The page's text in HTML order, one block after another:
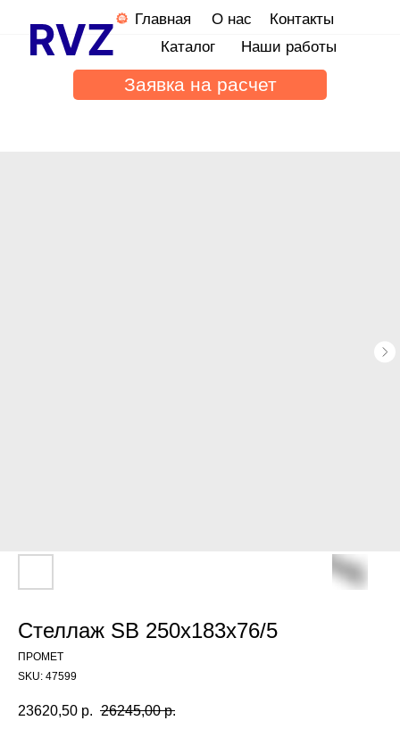
Главная
О нас
Наши работы
Каталог
Контакты
Заявка на расчет
Стеллаж SB 250x183x76/5
ПРОМЕТ
SKU: 47599
23620,50 р. 26245,00 р.